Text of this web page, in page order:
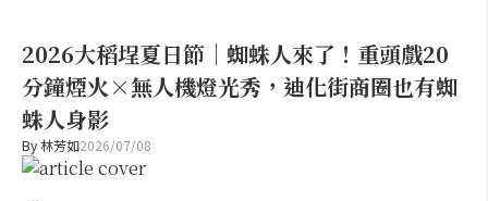
2026大稻埕夏日節｜蜘蛛人來了！重頭戲20
分鐘煙火×無人機燈光秀，迪化街商圈也有蜘
蛛人身影
By林芳如2026/07/08